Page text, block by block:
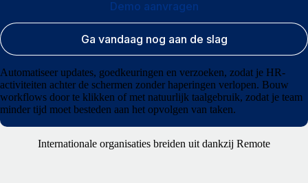
Automatiseer updates, goedkeuringen en verzoeken, zodat je HR-
activiteiten achter de schermen zonder haperingen verlopen. Bouw
workflows door te klikken of met natuurlijk taalgebruik, zodat je team
minder tijd moet besteden aan het opvolgen van taken.
Demo aanvragen
Ga vandaag nog aan de slag
Internationale organisaties breiden uit dankzij Remote